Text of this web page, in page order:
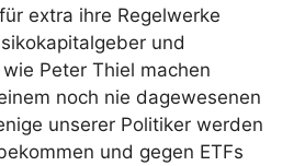
extra ihre Regelwerke
und
Peter Thiel machen
noch nie dagewesenen
unserer Politiker werden
und gegen ETFs